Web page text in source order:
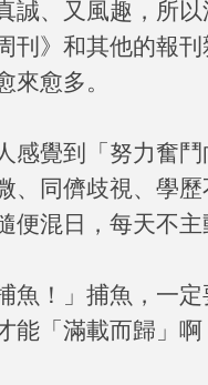
誠、又風趣，所
刊》和其他的報
來愈多。
感覺到「努力奮
、同儕歧視、學
便混日，每天不
魚！」捕魚，一
能「滿載而歸」啊